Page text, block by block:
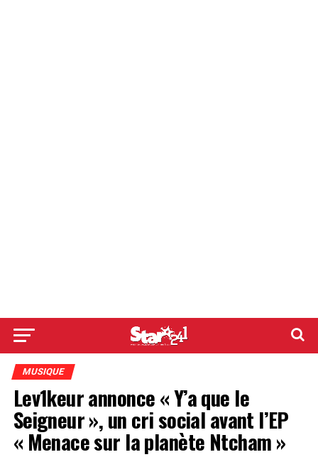
MUSIQUE
Lev1keur annonce « Y’a que le
Seigneur », un cri social avant l’EP
« Menace sur la planète Ntcham »